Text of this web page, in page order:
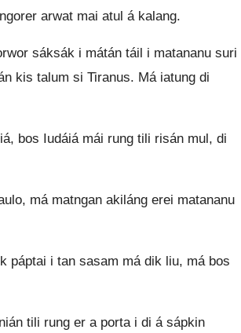
arwat mai atul á kalang.
sáksák i mátán táil i matananu suri
kis talum si Tiranus. Má iatung di
bos Iudáiá mái rung tili risán mul, di
má matngan akiláng erei matananu
páptai i tan sasam má dik liu, má bos
tili rung er a porta i di á sápkin